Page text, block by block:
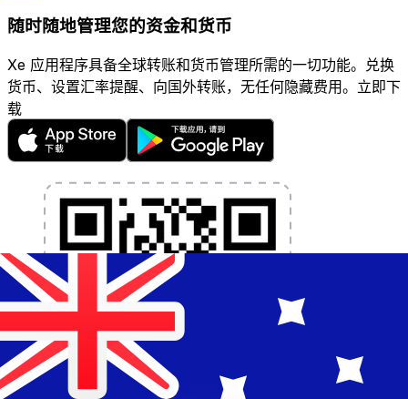
随时随地管理您的资金和货币
Xe 应用程序具备全球转账和货币管理所需的一切功能。兑换
货币、设置汇率提醒、向国外转账，无任何隐藏费用。立即下
载